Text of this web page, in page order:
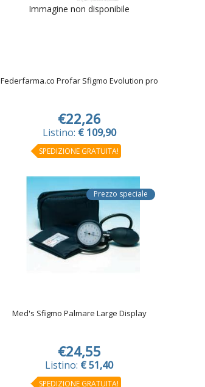
Immagine non disponibile
Federfarma.co Profar Sfigmo Evolution pro
€22,26
Listino: € 109,90
SPEDIZIONE GRATUITA!
Prezzo speciale
Med's Sfigmo Palmare Large Display
€24,55
Listino: € 51,40
SPEDIZIONE GRATUITA!